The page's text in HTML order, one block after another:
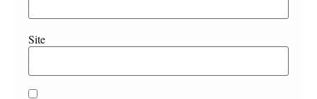
Site